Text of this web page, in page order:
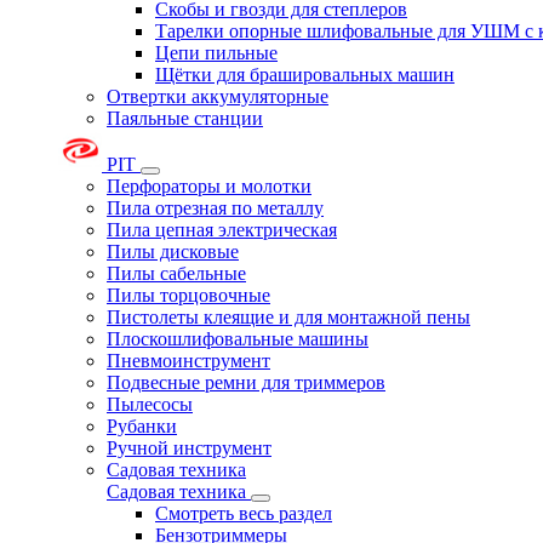
Скобы и гвозди для степлеров
Тарелки опорные шлифовальные для УШМ с
Цепи пильные
Щётки для брашировальных машин
Отвертки аккумуляторные
Паяльные станции
PIT
Перфораторы и молотки
Пила отрезная по металлу
Пила цепная электрическая
Пилы дисковые
Пилы сабельные
Пилы торцовочные
Пистолеты клеящие и для монтажной пены
Плоскошлифовальные машины
Пневмоинструмент
Подвесные ремни для триммеров
Пылесосы
Рубанки
Ручной инструмент
Садовая техника
Садовая техника
Смотреть весь раздел
Бензотриммеры